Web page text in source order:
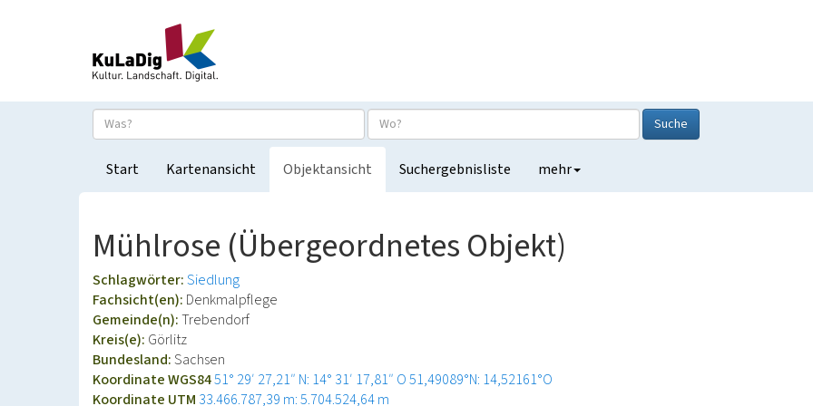
Suche
Start Kartenansicht Objektansicht Suchergebnisliste mehr
Mühlrose (Übergeordnetes Objekt)
Schlagwörter:Siedlung
Fachsicht(en): Denkmalpflege
Gemeinde(n):Trebendorf
Kreis(e): Görlitz
Bundesland:Sachsen
Koordinate WGS8451° 29′ 27,21″ N: 14° 31′ 17,81″ O51,49089°N: 14,52161°O
Koordinate UTM 33.466.787,39 m: 5.704.524,64 m